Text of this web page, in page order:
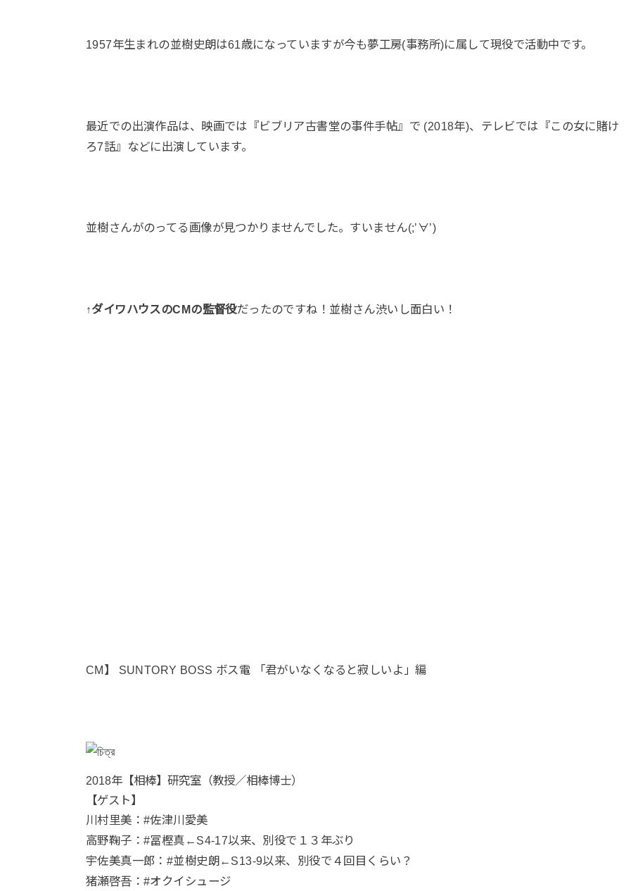
1957年生まれの並樹史朗は61歳になっていますが今も夢工房(事務所)に属して現役で活動中です。
最近での出演作品は、映画では『ビブリア古書堂の事件手帖』で (2018年)、テレビでは『この女に賭け
ろ7話』などに出演しています。
並樹さんがのってる画像が見つかりませんでした。すいません(;’∀’)
↑ダイワハウスのCMの監督役だったのですね！並樹さん渋いし面白い！
CM】 SUNTORY BOSS ボス電 「君がいなくなると寂しいよ」編
2018年【相棒】研究室（教授／相棒博士）
【ゲスト】
川村里美：#佐津川愛美
高野鞠子：#冨樫真 ←S4-17以来、別役で１３年ぶり
宇佐美真一郎： #並樹史朗 ←S13-9以来、別役で４回目くらい？
猪瀬啓吾：#オクイシュージ